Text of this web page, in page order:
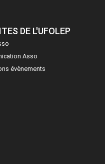
DE L'UFOLEP
Asso
évènements